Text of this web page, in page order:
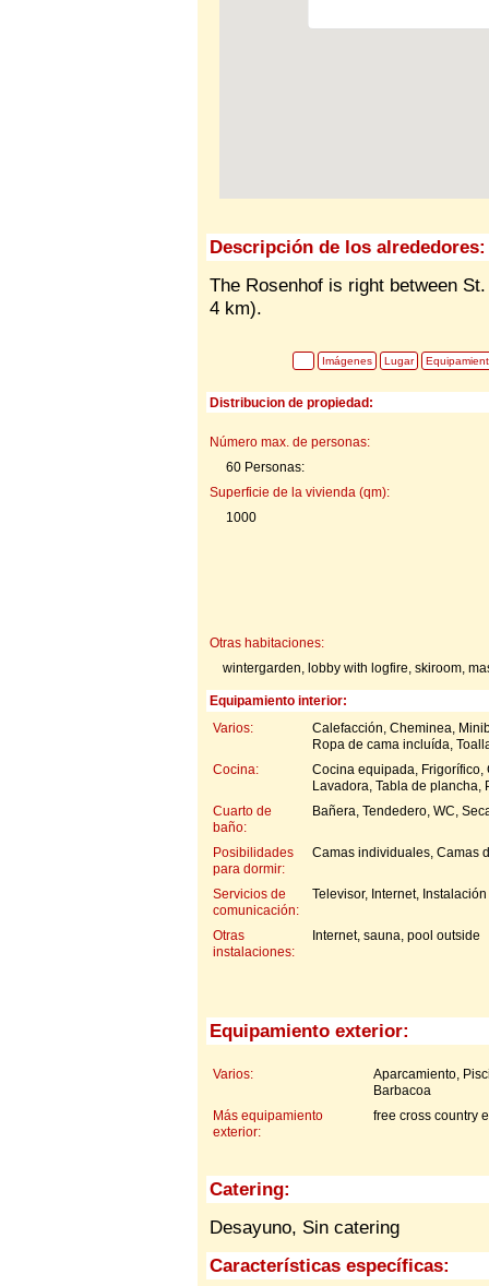
Descripción de los alrededores:
The Rosenhof is right between
4 km).
Imágenes Lugar
Distribucion de propiedad:
Número max. de personas:
60 Personas:
Superficie de la vivienda (qm):
1000
Otras habitaciones:
wintergarden, lobby with logfire, skiroom,
Equipamiento interior:
Varios:
Calefacción, Cheminea,
Ropa de cama incluída,
Cocina:
Cocina equipada,
Lavadora, Tabla de plancha,
Cuarto de
baño:
Bañera, Tendedero, WC,
Posibilidades
para dormir:
Camas individuales, Camas
Servicios de
comunicación:
Televisor, Internet,
Otras
instalaciones:
Internet, sauna, pool outside
Equipamiento exterior:
Varios:
Aparcamiento,
Barbacoa
Más equipamiento
exterior:
free cross country
Catering:
Desayuno, Sin catering
Características específicas: